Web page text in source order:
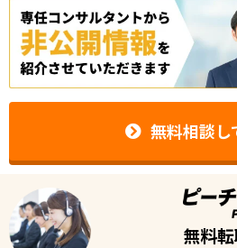
無料相談し
無料